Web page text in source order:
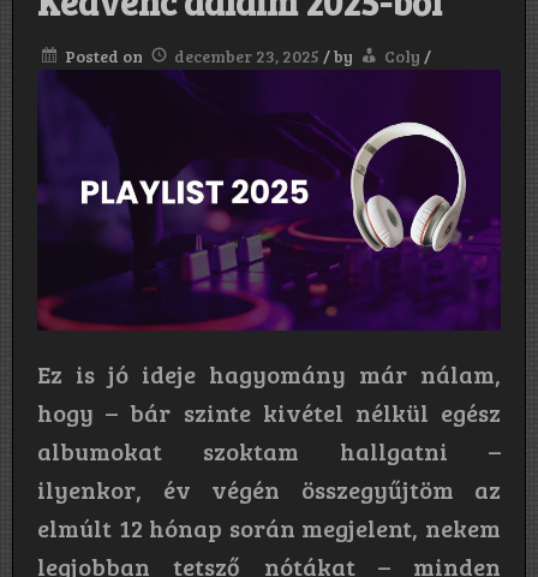
Posted on december 23, 2025 /by Coly /
Ez is jó ideje hagyomány már nálam,
hogy – bár szinte kivétel nélkül egész
albumokat szoktam hallgatni –
ilyenkor, év végén összegyűjtöm az
elmúlt 12 hónap során megjelent, nekem
legjobban tetsző nótákat – minden